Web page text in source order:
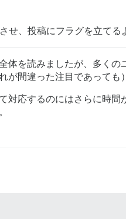
せ、投稿にフラグを立てる
体を読みましたが、多く
間違った注目であっても
対応するのにはさらに時